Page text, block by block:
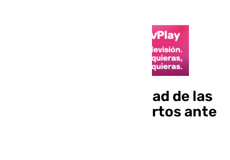
España llega a la ciudad de las
estrellas para los cuartos ante